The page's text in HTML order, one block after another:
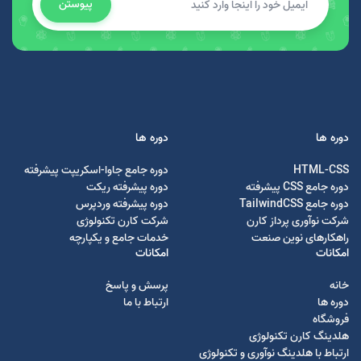
پیوستن
دوره ها
HTML-CSS
دوره جامع CSS پیشرفته
دوره جامع TailwindCSS
شرکت نوآوری پرداز کارن
راهکارهای نوین صنعت
دوره ها
دوره جامع جاوا-اسکریپت پیشرفته
دوره پیشرفته ریکت
دوره پیشرفته وردپرس
شرکت کارن تکنولوژی
خدمات جامع و یکپارچه
امکانات
خانه
دوره ها
فروشگاه
هلدینگ کارن تکنولوژی
ارتباط با هلدینگ نوآوری و تکنولوژی
امکانات
پرسش و پاسخ
ارتباط با ما